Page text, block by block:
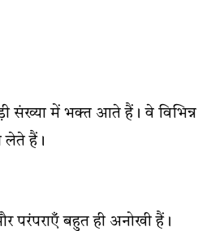
संख्या में भक्त आते हैं। वे विभिन्न
लेते हैं।
परंपराएँ बहुत ही अनोखी हैं।